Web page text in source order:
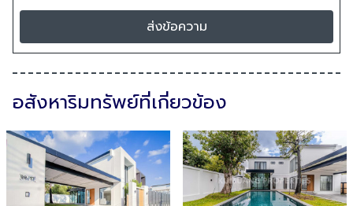
ส่งข้อความ
อสังหาริมทรัพย์ที่เกี่ยวข้อง